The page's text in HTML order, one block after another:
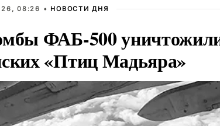
08:26 • НОВОСТИ ДНЯ
ФАБ-500
«Птиц Мадьяра»